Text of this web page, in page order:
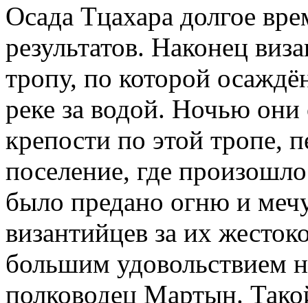
Осада Тцахара долгое
результатов. Наконец
тропу, по которой
реке за водой. Ночью
крепости по этой тропе,
поселение, где
было предано огню и
византийцев за их
большим удовольствием
полководец Мартын.